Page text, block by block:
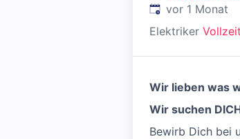
Veröffentlicht:
vor 1 Monat
Elektriker Vollzeit
Wir lieben was
Wir suchen
Bewirb Dich bei